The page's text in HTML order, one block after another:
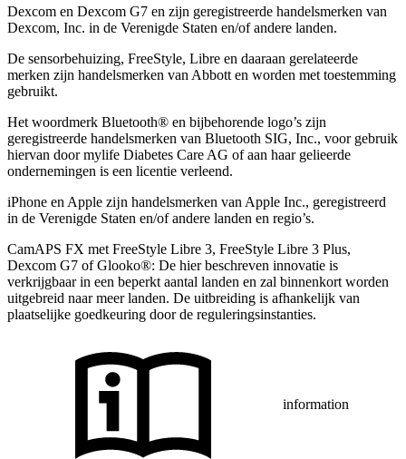
Dexcom en Dexcom G7 en zijn geregistreerde handelsmerken van
Dexcom, Inc. in de Verenigde Staten en/of andere landen.
De sensorbehuizing, FreeStyle, Libre en daaraan gerelateerde
merken zijn handelsmerken van Abbott en worden met toestemming
gebruikt.
Het woordmerk Bluetooth® en bijbehorende logo’s zijn
geregistreerde handelsmerken van Bluetooth SIG, Inc., voor gebruik
hiervan door mylife Diabetes Care AG of aan haar gelieerde
ondernemingen is een licentie verleend.
iPhone en Apple zĳn handelsmerken van Apple Inc., geregistreerd
in de Verenigde Staten en/of andere landen en regio’s.
CamAPS FX met FreeStyle Libre 3, FreeStyle Libre 3 Plus,
Dexcom G7 of Glooko®: De hier beschreven innovatie is
verkrijgbaar in een beperkt aantal landen en zal binnenkort worden
uitgebreid naar meer landen. De uitbreiding is afhankelijk van
plaatselijke goedkeuring door de reguleringsinstanties.
information